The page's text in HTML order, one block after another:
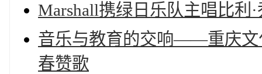
Marshall携绿日乐队主唱比利
音乐与教育的交响——重庆文
春赞歌